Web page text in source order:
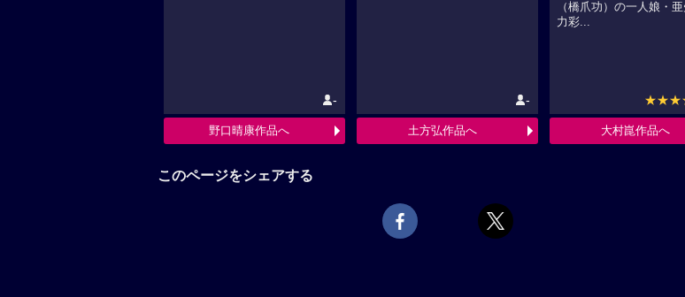
-
野口晴康作品へ
-
土方弘作品へ
（橋爪功）の一人娘・亜
力彩...
大村崑作品へ
このページをシェアする